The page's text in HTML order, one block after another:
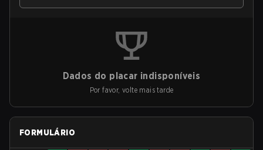
Dados do placar indisponíveis
Por favor, volte mais tarde
FORMULÁRIO